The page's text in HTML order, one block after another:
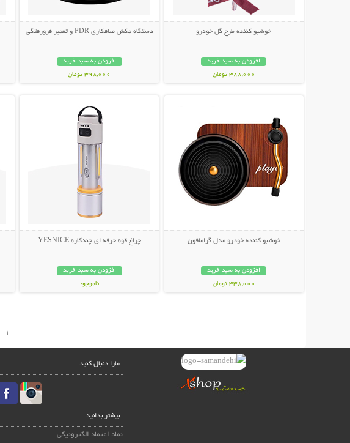
خوشبو کننده طرح گل خودرو
افزودن به سبد خرید
388,000 تومان
دستگاه مکش صافکاری PDR و تعمیر فرورفتگی
افزودن به سبد خرید
398,000 تومان
خوشبو کننده خودرو مدل گرامافون
افزودن به سبد خرید
338,000 تومان
چراغ قوه حرفه ای چندکاره YESNICE
افزودن به سبد خرید
ناموجود
1
مارا دنبال کنید
بیشتر بدانید
نماد اعتماد الکترونیکی